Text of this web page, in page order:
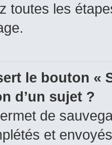
toutes les
le bouton «
d’un sujet ?
de
et